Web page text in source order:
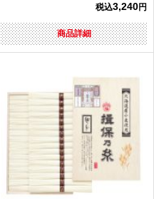
税込3,240円
商品詳細